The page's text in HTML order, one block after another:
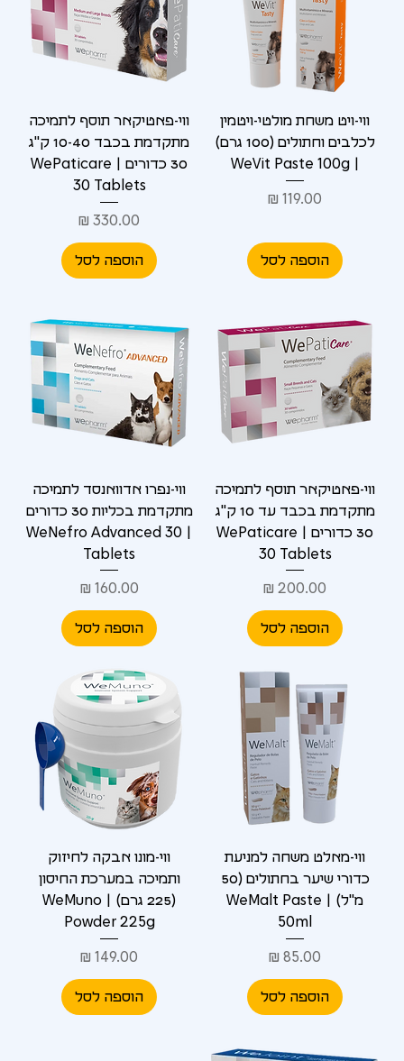
ווי-ויט משחת מולטי-ויטמין
לכלבים וחתולים (100 גרם)
| WeVit Paste 100g
מחיר
הוספה לסל
ווי-פאטיקאר תוסף לתמיכה
מתקדמת בכבד 10-40 ק"ג
30 כדורים | WePaticare
30 Tablets
מחיר
הוספה לסל
ווי-פאטיקאר תוסף לתמיכה
מתקדמת בכבד עד 10 ק"ג
30 כדורים | WePaticare
30 Tablets
מחיר
הוספה לסל
ווי-נפרו אדוואנסד לתמיכה
מתקדמת בכליות 30 כדורים
| WeNefro Advanced 30
Tablets
מחיר
הוספה לסל
ווי-מאלט משחה למניעת
כדורי שיער בחתולים (50
מ"ל) | WeMalt Paste
50ml
מחיר
הוספה לסל
ווי-מונו אבקה לחיזוק
ותמיכה במערכת החיסון
(225 גרם) | WeMuno
Powder 225g
מחיר
הוספה לסל